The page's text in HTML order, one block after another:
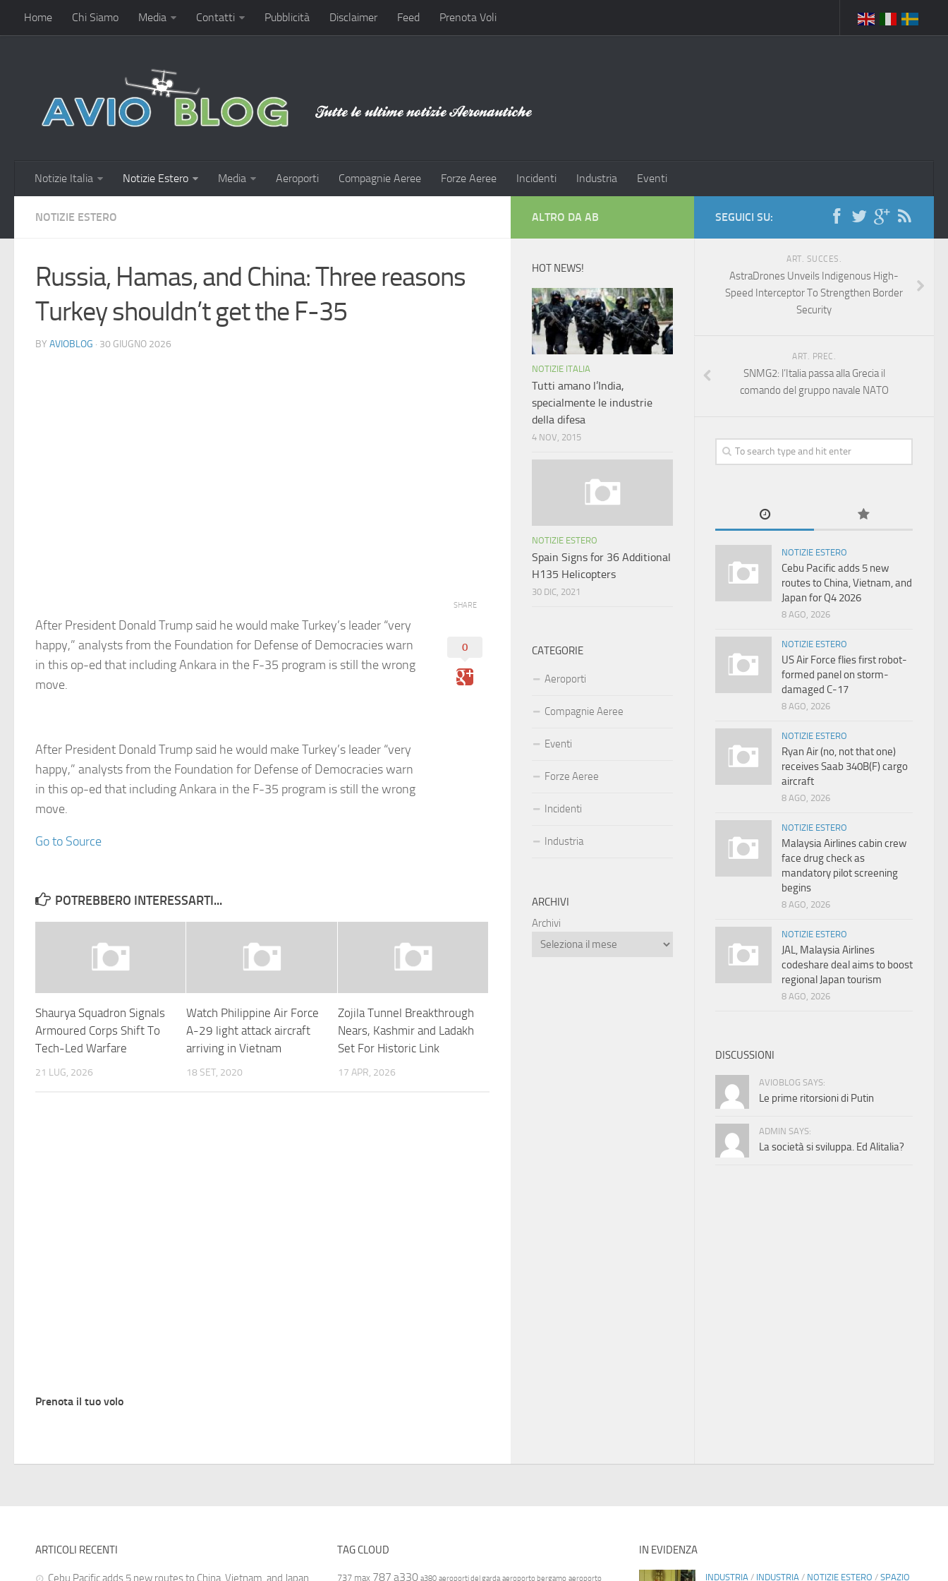
Home Chi Siamo Media Contatti Pubblicità Disclaimer Feed Prenota Voli
Notizie Italia Notizie Estero Media Aeroporti Compagnie Aeree Forze Aeree Incidenti Industria Eventi
NOTIZIE ESTERO
Russia, Hamas, and China: Three reasons
Turkey shouldn’t get the F-35
BY AVIOBLOG · 30 GIUGNO 2026
After President Donald Trump said he would make Turkey’s leader “very
happy,” analysts from the Foundation for Defense of Democracies warn
in this op-ed that including Ankara in the F-35 program is still the wrong
move.
After President Donald Trump said he would make Turkey’s leader “very
happy,” analysts from the Foundation for Defense of Democracies warn
in this op-ed that including Ankara in the F-35 program is still the wrong
move.
Go to Source
SHARE
0
POTREBBERO INTERESSARTI...
Shaurya Squadron Signals
Armoured Corps Shift To
Tech-Led Warfare
21 LUG, 2026
Watch Philippine Air Force
A-29 light attack aircraft
arriving in Vietnam
18 SET, 2020
Zojila Tunnel Breakthrough
Nears, Kashmir and Ladakh
Set For Historic Link
17 APR, 2026
Prenota il tuo volo
SEGUICI SU:
ART. SUCCES.
AstraDrones Unveils Indigenous High-
Speed Interceptor To Strengthen Border
Security
ART. PREC.
SNMG2: l’Italia passa alla Grecia il
comando del gruppo navale NATO
NOTIZIE ESTERO
Cebu Pacific adds 5 new
routes to China, Vietnam, and
Japan for Q4 2026
8 AGO, 2026
NOTIZIE ESTERO
US Air Force flies first robot-
formed panel on storm-
damaged C-17
8 AGO, 2026
NOTIZIE ESTERO
Ryan Air (no, not that one)
receives Saab 340B(F) cargo
aircraft
8 AGO, 2026
NOTIZIE ESTERO
Malaysia Airlines cabin crew
face drug check as
mandatory pilot screening
begins
8 AGO, 2026
NOTIZIE ESTERO
JAL, Malaysia Airlines
codeshare deal aims to boost
regional Japan tourism
8 AGO, 2026
DISCUSSIONI
AVIOBLOG SAYS:
Le prime ritorsioni di Putin
ADMIN SAYS:
La società si sviluppa. Ed Alitalia?
ALTRO DA AB
HOT NEWS!
NOTIZIE ITALIA
Tutti amano l’India,
specialmente le industrie
della difesa
4 NOV, 2015
NOTIZIE ESTERO
Spain Signs for 36 Additional
H135 Helicopters
30 DIC, 2021
CATEGORIE
Aeroporti
Compagnie Aeree
Eventi
Forze Aeree
Incidenti
Industria
ARCHIVI
Archivi
ARTICOLI RECENTI
Cebu Pacific adds 5 new routes to China, Vietnam, and Japan
TAG CLOUD
737 max 787 a330 a380 aeroporti del garda aeroporto bergamo aeroporto
IN EVIDENZA
INDUSTRIA/ INDUSTRIA/ NOTIZIE ESTERO / SPAZIO